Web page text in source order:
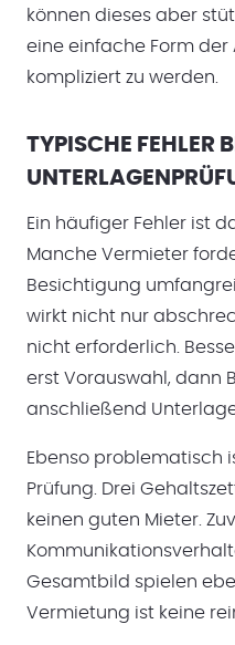
können dieses aber
eine einfache Form der
kompliziert zu werden.
TYPISCHE FEHLER
Ein häufiger Fehler ist
Manche Vermieter
Besichtigung
wirkt nicht nur
nicht erforderlich.
erst Vorauswahl, dann
anschließend
Ebenso problematisch
Prüfung. Drei
keinen guten Mieter.
Gesamtbild spielen
Vermietung ist keine